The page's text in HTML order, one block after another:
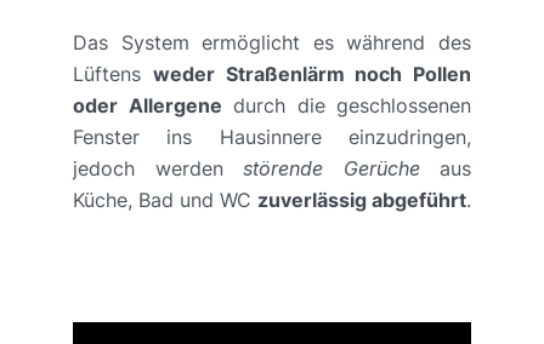
Das System ermöglicht es während des
Lüftens weder Straßenlärm noch Pollen
oder Allergene durch die geschlossenen
Fenster ins Hausinnere einzudringen,
jedoch werden störende Gerücheaus
Küche, Bad und WC zuverlässig abgeführt.